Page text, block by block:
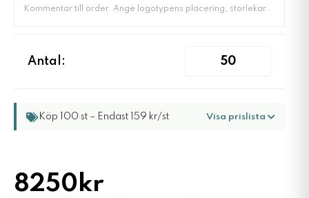
Antal:
Köp 100 st – Endast 159 kr/st Visa prislista
8250kr